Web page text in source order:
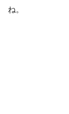
ね。